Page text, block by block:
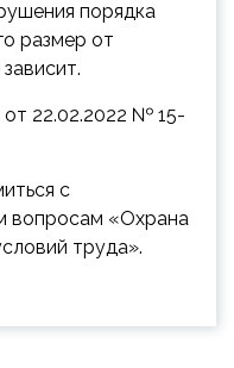
порядка
размер от
22.02.2022 № 15-
с
вопросам «Охрана
труда».